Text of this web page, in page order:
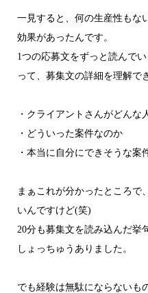
一見すると、何の生産性もな
効果があったんです。
1つの応募文をずっと読んで
って、募集文の詳細を理解で
・クライアントさんがどんな
・どういった案件なのか
・本当に自分にできそうな案
まぁこれが分かったところで
いんですけど(笑)
20分も募集文を読み込んだ挙
しょっちゅうありました。
でも経験は無駄にならないも